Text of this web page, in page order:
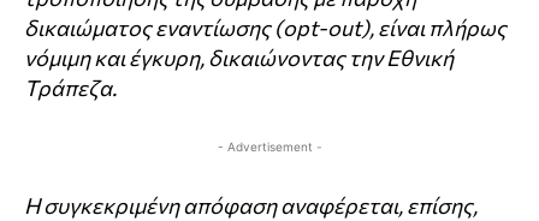
δικαιώματος εναντίωσης (opt-out), είναι πλήρως
νόμιμη και έγκυρη, δικαιώνοντας την Εθνική
Τράπεζα.
- Advertisement -
Η συγκεκριμένη απόφαση αναφέρεται, επίσης,